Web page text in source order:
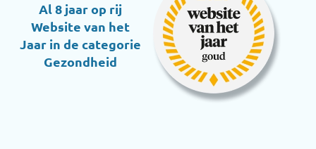
Al 8 jaar op rij
Website van het
Jaar in de categorie
Gezondheid